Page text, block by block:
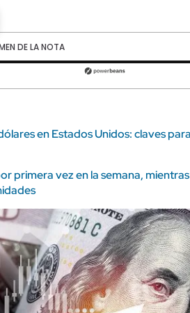
DE LA NOTA
0 segundos
en Estados Unidos: claves
primera vez en la semana,